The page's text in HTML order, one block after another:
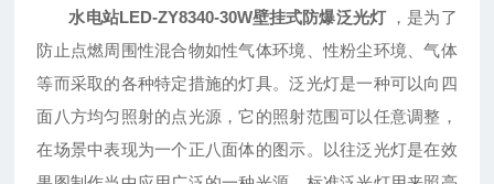
水电站LED-ZY8340-30W壁挂式防爆泛光灯，是为了
防止点燃周围性混合物如性气体环境、性粉尘环境、气体
等而采取的各种特定措施的灯具。泛光灯是一种可以向四
面八方均匀照射的点光源，它的照射范围可以任意调整，
在场景中表现为一个正八面体的图示。以往泛光灯是在效